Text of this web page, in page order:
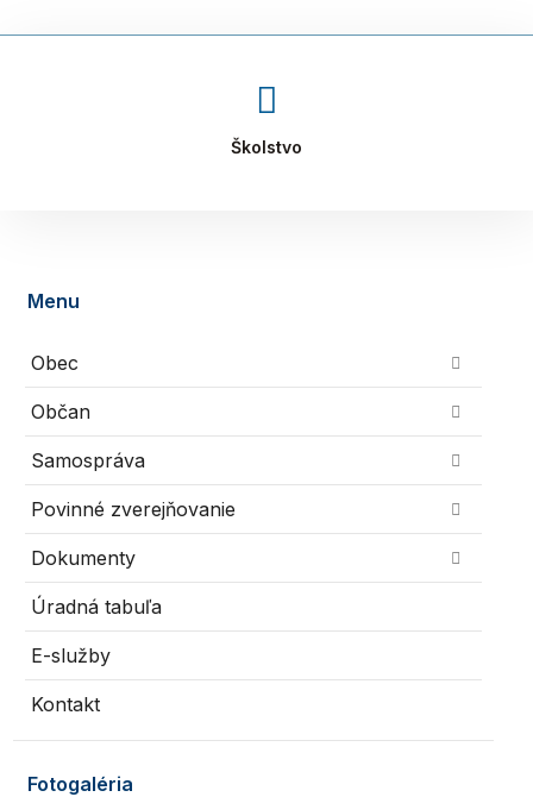
Školstvo
Menu
Obec
Občan
Samospráva
Povinné zverejňovanie
Dokumenty
Úradná tabuľa
E-služby
Kontakt
Fotogaléria